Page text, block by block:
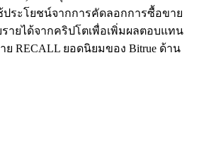
ระโยชน์จากการคัดลอกการซื้อขาย
ายได้จากคริปโตเพื่อเพิ่มผลตอบแทน
RECALL ยอดนิยมของ Bitrue ด้าน